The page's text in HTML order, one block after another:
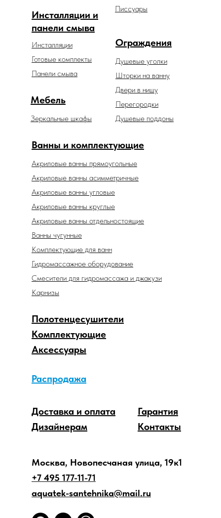
Ванны и комплектующие
Акриловые ванны прямоугольные
Зеркальные шкафы
Мебель
Ограждения
Душевые уголки
Шторки на ванну
Двери в нишу
Перегородки
Аксессуары
Распродажа
Комплектующие
Дизайнерам
Доставка и оплата
Гарантия
Контакты
Душевые поддоны
Акриловые ванны отдельностоящие
Акриловые ванны асимметричные
Акриловые ванны угловые
Акриловые ванны круглые
Ванны чугунные
Комплектующие для ванн
Гидромассажное оборудование
Смесители для гидромассажа и джакузи
Карнизы
Полотенцесушители
Инсталляции и
панели смыва
Инсталляции
Готовые комплекты
Панели смыва
Писсуары
Москва, Новопесчаная улица, 19к1
+7 495 177-11-71
aquatek-santehnika@mail.ru